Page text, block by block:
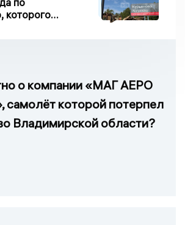
которого
о компании «МАГ АЕРО
которой потерпел
Владимирской области?